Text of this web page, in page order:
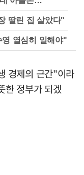
딸린 집 살았다"
열심히 일해야"
경제의 근간"이라
한 정부가 되겠